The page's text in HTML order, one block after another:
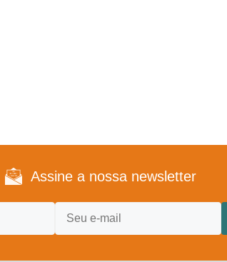
Assine a nossa newsletter